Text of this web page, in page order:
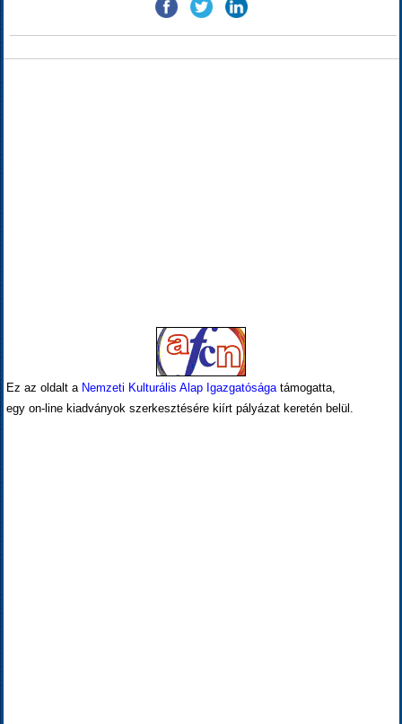
Ez az oldalt a Nemzeti Kulturális Alap Igazgatóságatámogatta,
egy on-line kiadványok szerkesztésére kiírt pályázat keretén belül.